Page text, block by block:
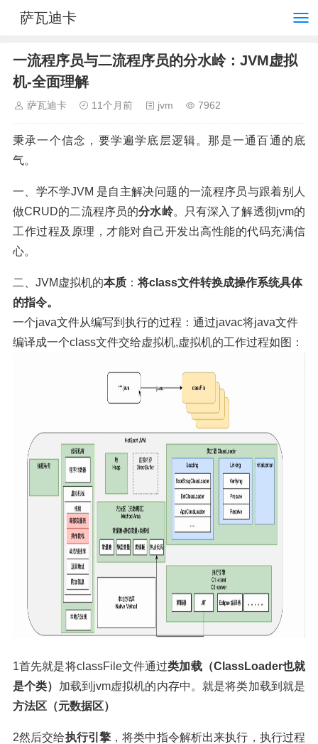
萨瓦迪卡
一流程序员与二流程序员的分水岭：JVM虚拟
机-全面理解
萨瓦迪卡 11个月前 jvm 7962
秉承一个信念，要学遍学底层逻辑。那是一通百通的底
气。
一、学不学JVM 是自主解决问题的一流程序员与跟着别人
做CRUD的二流程序员的分水岭。只有深入了解透彻jvm的
工作过程及原理，才能对自己开发出高性能的代码充满信
心。
二、JVM虚拟机的本质 ：将class文件转换成操作系统具体
的指令。
一个java文件从编写到执行的过程：通过javac将java文件
编译成一个class文件交给虚拟机,虚拟机的工作过程如图：
1首先就是将classFile文件通过类加载（ClassLoader也就
是个类） 加载到jvm虚拟机的内存中。就是将类加载到就是
方法区（元数据区）
2然后交给执行引擎 ，将类中指令解析出来执行，执行过程